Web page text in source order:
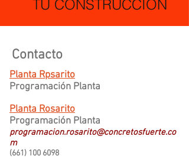
TU CONSTRUCCIÓN
Contacto
Planta Rpsarito
Programación Planta
Planta Rosarito
Programación Planta
programacion.rosarito@concretosfuerte.co
m
(661) 100 6098